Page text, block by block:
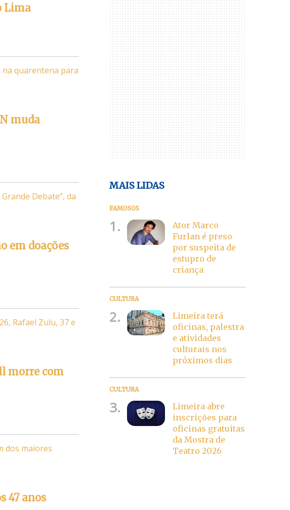
Lima
quarentena para
muda
Debate”, da
em doações
Rafael Zulu, 37 e
morre com
dos maiores
47 anos
MAIS LIDAS
FAMOSOS
1.
Ator Marco
Furlan é preso
por suspeita de
estupro de
criança
CULTURA
2.
Limeira terá
oficinas, palestra
e atividades
culturais nos
próximos dias
CULTURA
3.
Limeira abre
inscrições para
oficinas gratuitas
da Mostra de
Teatro 2026